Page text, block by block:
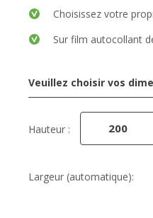
Choisissez votre
Sur film autocollant
Veuillez choisir vos
Hauteur :
Largeur (automatique):